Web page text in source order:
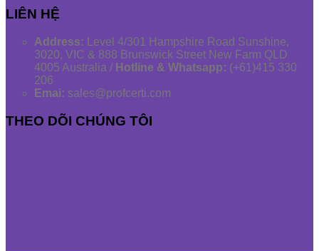
LIÊN HỆ
Address: Level 4/301 Hampshire Road Sunshine,
3020, VIC & 888 Brunswick Street New Farm QLD
4005 Australia / Hotline & Whatsapp: (+61)415 330
206
Emai: sales@profcerti.com
THEO DÕI CHÚNG TÔI